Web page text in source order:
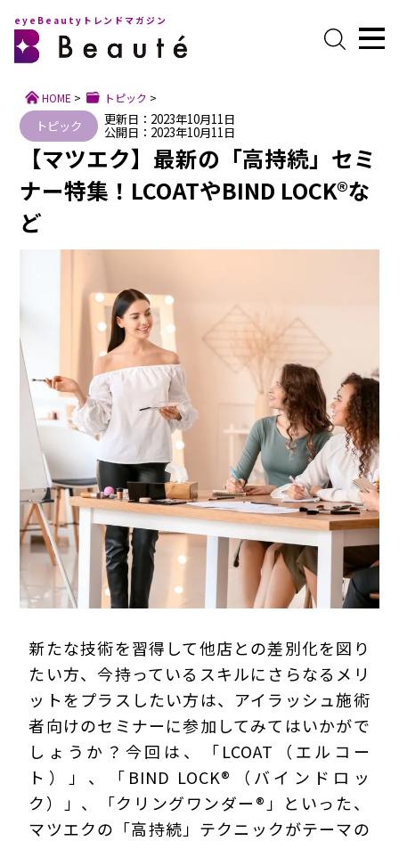
プライバシーポリシー
eyeBeautyトレンドマガジン
HOME > トピック >
トピック 更新日：2023年10月11日
公開日：2023年10月11日
【マツエク】最新の「高持続」セミ
ナー特集！LCOATやBIND LOCK®な
ど
新たな技術を習得して他店との差別化を図り
たい方、今持っているスキルにさらなるメリ
ットをプラスしたい方は、アイラッシュ施術
者向けのセミナーに参加してみてはいかがで
しょうか？今回は、「LCOAT（エルコー
ト）」、「BIND LOCK®（バインドロッ
ク）」、「クリングワンダー®」といった、
マツエクの「高持続」テクニックがテーマの